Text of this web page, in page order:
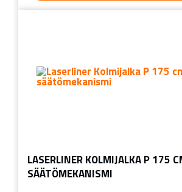
LASERLINER KOLMIJALKA P 175
SÄÄTÖMEKANISMI